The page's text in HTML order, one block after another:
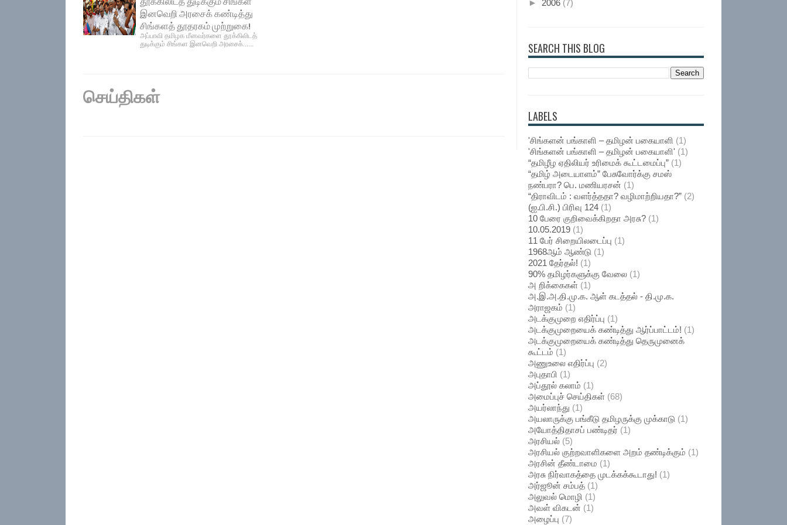
இனவெறி அரசைக் கண்டித்து
சிங்களத் தூதரகம் முற்றுகை!
அப்பாவி தமிழக மீனவர்களை தூக்கிலிடத்
துடிக்கும் சிங்கள இனவெறி அரசைக்......
செய்திகள்
► 2006 (7)
SEARCH THIS BLOG
LABELS
'சிங்களன் பங்காளி – தமிழன் பகையாளி (1)
'சிங்களன் பங்காளி – தமிழன் பகையாளி' (1)
“தமிழீழ ஏதிலியர் உரிமைக் கூட்டமைப்பு” (1)
“தமிழ் அடையாளம்” பேசுவோர்க்கு சமஸ்
நண்பரா? பெ. மணியரசன் (1)
“திராவிடம் : வளர்த்ததா? வழிமாற்றியதா?” (2)
(ஐ.பி.சி.) பிரிவு 124 (1)
10 பேரை குறிவைக்கிறதா அரசு? (1)
10.05.2019 (1)
11 பேர் சிறையிலடைப்பு (1)
1968ஆம் ஆண்டு (1)
2021 தேர்தல்! (1)
90% தமிழர்களுக்கு வேலை (1)
அ றிக்கைகள் (1)
அ.இ.அ.தி.மு.க. ஆள் கடத்தல் - தி.மு.க.
அராஜகம் (1)
அடக்குமுறை எதிர்ப்பு (1)
அடக்குமுறையைக் கண்டித்து ஆர்ப்பாட்டம்! (1)
அடக்குமுறையைக் கண்டித்து தெருமுனைக்
கூட்டம் (1)
அணுஉலை எதிர்ப்பு (2)
அபுதாபி (1)
அப்தூல் கலாம் (1)
அமைப்புச் செய்திகள் (68)
அயர்லாந்து (1)
அயலாருக்கு பங்கீடு தமிழருக்கு முக்காடு (1)
அயோத்திதாசப் பண்டிதர் (1)
அரசியல் (5)
அரசியல் குற்றவாளிகளை அறம் தண்டிக்கும் (1)
அரசின் தீண்டாமை (1)
அரசு நிர்வாகத்தை முடக்கக்கூடாது! (1)
அர்ஜூன் சம்பத் (1)
அலுவல் மொழி (1)
அவள் விகடன் (1)
அழைப்பு (7)